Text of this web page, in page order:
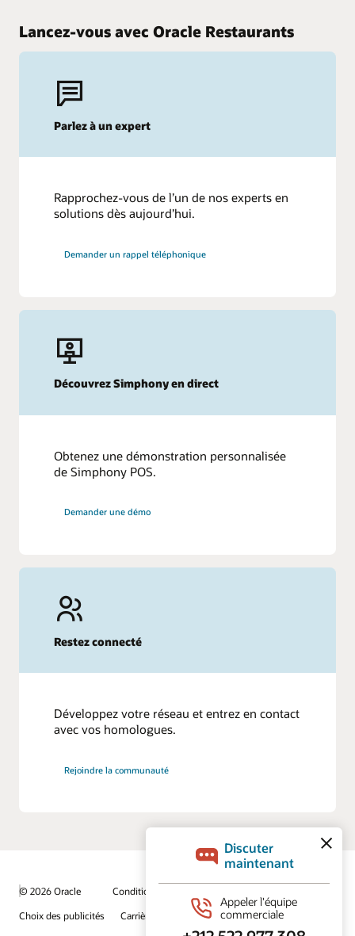
Lancez-vous avec Oracle Restaurants
Parlez à un expert
Rapprochez-vous de l’un de nos experts en
solutions dès aujourd’hui.
Demander un rappel téléphonique
Découvrez Simphony en direct
Obtenez une démonstration personnalisée
de Simphony POS.
Demander une démo
Restez connecté
Développez votre réseau et entrez en contact
avec vos homologues.
Rejoindre la communauté
© 2026 Oracle
Conditions d'utilisation et confidentialité
Choix des publicités
Carrières
S'abonner aux e-mails